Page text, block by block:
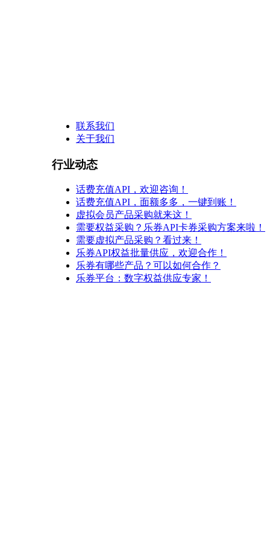
联系我们
关于我们
行业动态
话费充值API，欢迎咨询！
话费充值API，面额多多，一键到账！
虚拟会员产品采购就来这！
需要权益采购？乐券API卡券采购方案来啦！
需要虚拟产品采购？看过来！
乐券API权益批量供应，欢迎合作！
乐券有哪些产品？可以如何合作？
乐券平台：数字权益供应专家！